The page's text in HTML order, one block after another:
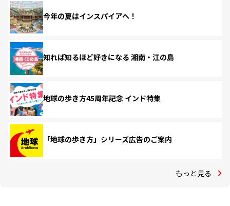
今年の夏はインスパイアへ！
知れば知るほど好きになる 湘南・江の島
地球の歩き方45周年記念 インド特集
「地球の歩き方」シリーズ広告のご案内
もっと見る